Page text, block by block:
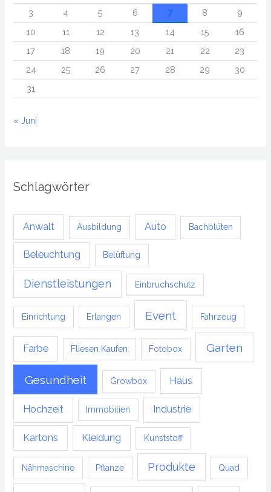
3
4 5 6 7 8
9
10
11 12 13 14 15
16
17
18 19 20 21 22
23
24
25 26 27 28 29
30
31
« Juni
Schlagwörter
Anwalt Ausbildung Auto Bachblüten
Beleuchtung Belüftung
Dienstleistungen Einbruchschutz
Einrichtung Erlangen Event Fahrzeug
Farbe Fliesen Kaufen Fotobox Garten
Gesundheit Growbox Haus
Hochzeit Immobilien Industrie
Kartons Kleidung Kunststoff
Nähmaschine Pflanze Produkte Quad